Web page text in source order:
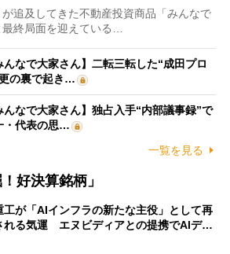
追及してきた不動産投資商品「みんなで
終局面を迎えている…
んなで大家さん】二転三転した“成田プロ
の裏で起き…
んなで大家さん】独占入手“内部議事録”で
・代表の思…
一覧を見る
好決算銘柄」
工が「AIインフラの新たな主役」として再
れる気運 エヌビディアとの提携でAIデ…